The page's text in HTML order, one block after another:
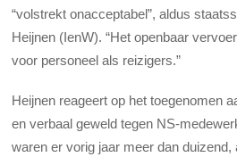
“volstrekt onacceptabel”, aldus
Heijnen (IenW). “Het openbaar
voor personeel als reizigers.”
Heijnen reageert op het toegenomen
en verbaal geweld tegen NS-
waren er vorig jaar meer dan duizend,